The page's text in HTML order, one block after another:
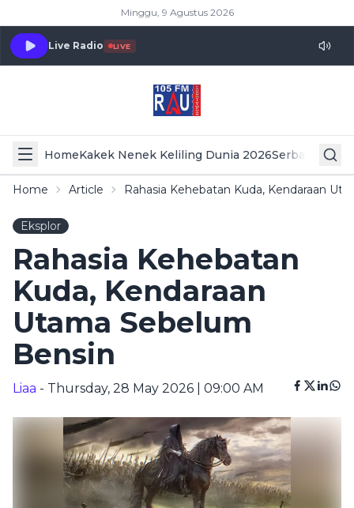
Minggu, 9 Agustus 2026
Live Radio LIVE
HomeKakek Nenek Keliling Dunia 2026Serba Serbi
Home Article Rahasia Kehebatan Kuda, Kendaraan
Eksplor
Rahasia Kehebatan
Kuda, Kendaraan
Utama Sebelum
Bensin
Liaa - Thursday, 28 May 2026 | 09:00 AM